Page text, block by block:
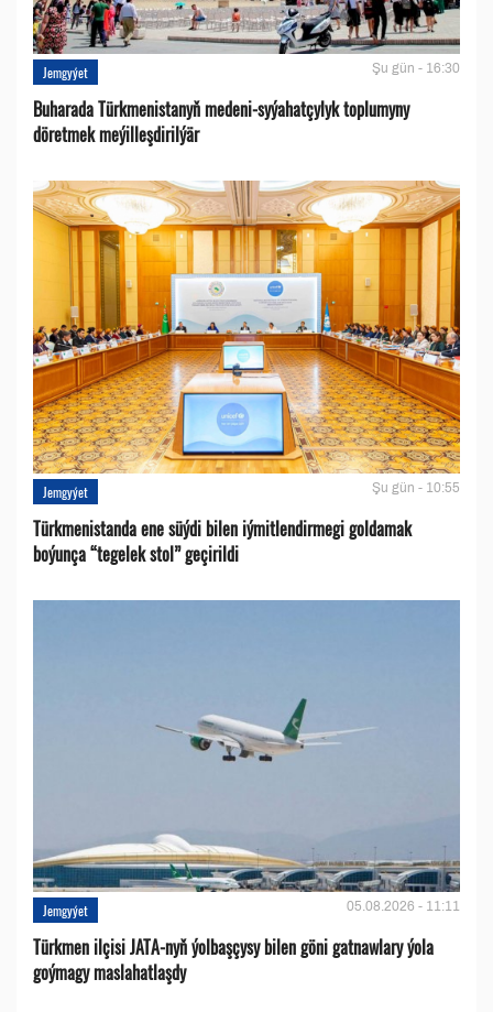
Jemgyýet Şu gün - 16:30
Buharada Türkmenistanyň medeni-syýahatçylyk toplumyny
döretmek meýilleşdirilýär
Jemgyýet Şu gün - 10:55
Türkmenistanda ene süýdi bilen iýmitlendirmegi goldamak
boýunça “tegelek stol” geçirildi
Jemgyýet 05.08.2026 - 11:11
Türkmen ilçisi JATA-nyň ýolbaşçysy bilen göni gatnawlary ýola
goýmagy maslahatlaşdy